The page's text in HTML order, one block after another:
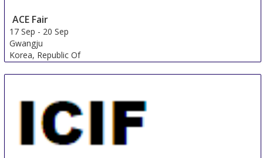
ACE Fair
17 Sep - 20 Sep
Gwangju
Korea, Republic Of